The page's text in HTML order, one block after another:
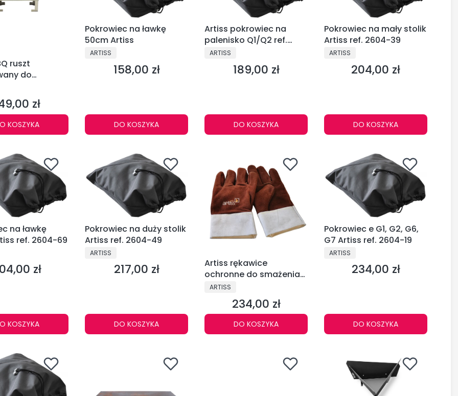
ruszt
do
Z1 ref. 2608-76
zł
KOSZYKA
Pokrowiec na ławkę
50cm Artiss
PRODUCENT
ARTISS
Cena
158,00 zł
DO KOSZYKA
Artiss pokrowiec na
palenisko Q1/Q2 ref.
2605-69
PRODUCENT
ARTISS
Cena
189,00 zł
DO KOSZYKA
Pokrowiec na mały stolik
Artiss ref. 2604-39
PRODUCENT
ARTISS
Cena
204,00 zł
DO KOSZYKA
na ławkę
ref. 2604-69
zł
KOSZYKA
Pokrowiec na duży stolik
Artiss ref. 2604-49
PRODUCENT
ARTISS
Cena
217,00 zł
DO KOSZYKA
Artiss rękawice
ochronne do smażenia
ref. 2604-05
PRODUCENT
ARTISS
Cena
234,00 zł
DO KOSZYKA
Pokrowiec e G1, G2, G6,
G7 Artiss ref. 2604-19
PRODUCENT
ARTISS
Cena
234,00 zł
DO KOSZYKA